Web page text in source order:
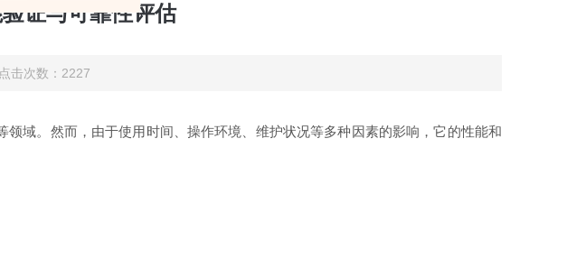
证与可靠性评估
次数：2227
。然而，由于使用时间、操作环境、维护状况等多种因素的影响，它的性能和